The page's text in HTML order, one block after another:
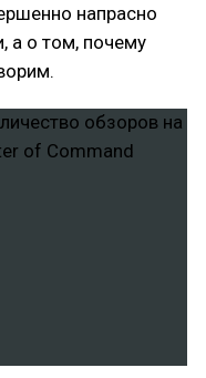
напрасно
а о том, почему